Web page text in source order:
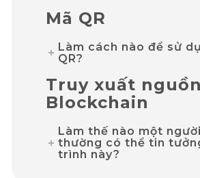
Mã QR
Làm cách nào để sử
QR?
Truy xuất
Blockchain
Làm thế nào một
thường có thể tin
trình này?